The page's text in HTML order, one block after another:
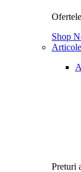
Shop
Preturi